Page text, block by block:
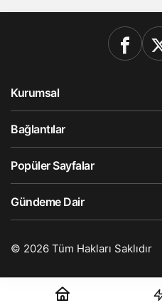
Kurumsal
Bağlantılar
Popüler Sayfalar
Gündeme Dair
© 2026 Tüm Hakları Saklıdır